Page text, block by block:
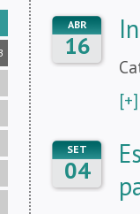
ABR
16
[+]
SET
04